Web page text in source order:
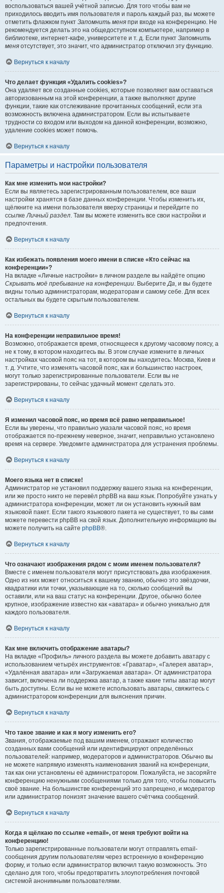
воспользоваться вашей учётной записью. Для того чтобы вам не
приходилось вводить имя пользователя и пароль каждый раз, вы можете
отметить флажком пункт Запомнить меня при входе на конференцию. Не
рекомендуется делать это на общедоступном компьютере, например в
библиотеке, интернет-кафе, университете и т. д. Если пункт Запомнить
меня отсутствует, это значит, что администратор отключил эту функцию.
Вернуться к началу
Что делает функция «Удалить cookies»?
Она удаляет все созданные cookies, которые позволяют вам оставаться
авторизованным на этой конференции, а также выполняют другие
функции, такие как отслеживание прочитанных сообщений, если эта
возможность включена администратором. Если вы испытываете
трудности со входом или выходом на данной конференции, возможно,
удаление cookies может помочь.
Вернуться к началу
Параметры и настройки пользователя
Как мне изменить мои настройки?
Если вы являетесь зарегистрированным пользователем, все ваши
настройки хранятся в базе данных конференции. Чтобы изменить их,
щёлкните на имени пользователя вверху страницы и перейдите по
ссылкеЛичный раздел. Там вы можете изменить все свои настройки и
предпочтения.
Вернуться к началу
Как избежать появления моего имени в списке «Кто сейчас на
конференции»?
На вкладке «Личные настройки» в личном разделе вы найдёте опцию
Скрывать моё пребывание на конференции. ВыберитеДа, и вы будете
видны только администраторам, модераторам и самому себе. Для всех
остальных вы будете скрытым пользователем.
Вернуться к началу
На конференции неправильное время!
Возможно, отображается время, относящееся к другому часовому поясу, а
не к тому, в котором находитесь вы. В этом случае измените в личных
настройках часовой пояс на тот, в котором вы находитесь: Москва, Киев и
т. д. Учтите, что изменять часовой пояс, как и большинство настроек,
могут только зарегистрированные пользователи. Если вы не
зарегистрированы, то сейчас удачный момент сделать это.
Вернуться к началу
Я изменил часовой пояс, но время всё равно неправильное!
Если вы уверены, что правильно указали часовой пояс, но время
отображается по-прежнему неверное, значит, неправильно установлено
время на сервере. Уведомите администратора для устранения проблемы.
Вернуться к началу
Моего языка нет в списке!
Администратор не установил поддержку вашего языка на конференции,
или же просто никто не перевёл phpBB на ваш язык. Попробуйте узнать у
администратора конференции, может ли он установить нужный вам
языковой пакет. Если такого языкового пакета не существует, то вы сами
можете перевести phpBB на свой язык. Дополнительную информацию вы
можете получить на сайте phpBB®.
Вернуться к началу
Что означают изображения рядом с моим именем пользователя?
Вместе с именем пользователя могут присутствовать два изображения.
Одно из них может относиться к вашему званию, обычно это звёздочки,
квадратики или точки, указывающие на то, сколько сообщений вы
оставили, или на ваш статус на конференции. Другое, обычно более
крупное, изображение известно как «аватара» и обычно уникально для
каждого пользователя.
Вернуться к началу
Как мне включить отображение аватары?
На вкладке «Профиль» личного раздела вы можете добавить аватару с
использованием четырёх инструментов: «Граватар», «Галерея аватар»,
«Удалённая аватара» или «Загружаемая аватара». От администратора
зависит, включена ли поддержка аватар, а также какие типы аватар могут
быть доступны. Если вы не можете использовать аватары, свяжитесь с
администратором конференции для выяснения причин.
Вернуться к началу
Что такое звание и как я могу изменить его?
Звания, отображаемые под вашим именем, отражают количество
созданных вами сообщений или идентифицируют определённых
пользователей: например, модераторов и администраторов. Обычно вы
не можете напрямую изменять наименования званий на конференции,
так как они установлены её администратором. Пожалуйста, не засоряйте
конференцию ненужными сообщениями только для того, чтобы повысить
своё звание. На большинстве конференций это запрещено, и модератор
или администратор понизят значение вашего счётчика сообщений.
Вернуться к началу
Когда я щёлкаю по ссылке «email», от меня требуют войти на
конференцию!
Только зарегистрированные пользователи могут отправлять email-
сообщения другим пользователям через встроенную в конференцию
форму, и только если администратор включил такую возможность. Это
сделано для того, чтобы предотвратить злоупотребления почтовой
системой анонимными пользователями.